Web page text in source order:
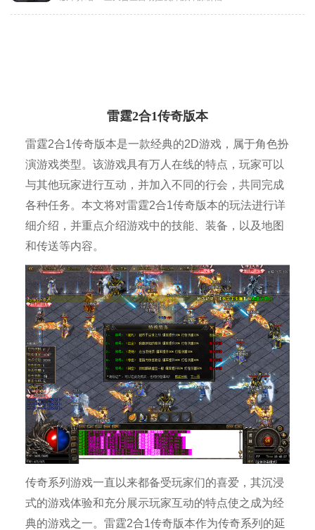
雷霆2合1传奇版本
雷霆2合1传奇版本是一款经典的2D游戏，属于角色扮
演游戏类型。该游戏具有万人在线的特点，玩家可以
与其他玩家进行互动，并加入不同的行会，共同完成
各种任务。本文将对雷霆2合1传奇版本的玩法进行详
细介绍，并重点介绍游戏中的技能、装备，以及地图
和传送等内容。
传奇系列游戏一直以来都备受玩家们的喜爱，其沉浸
式的游戏体验和充分展示玩家互动的特点使之成为经
典的游戏之一。雷霆2合1传奇版本作为传奇系列的延